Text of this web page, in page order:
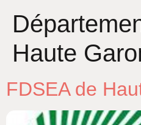
Haute
FDSEA de